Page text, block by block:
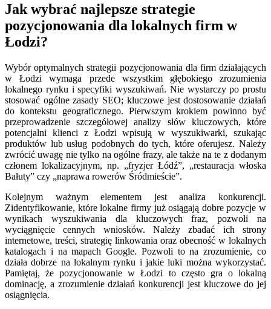
Jak wybrać najlepsze strategie
pozycjonowania dla lokalnych firm w
Łodzi?
Wybór optymalnych strategii pozycjonowania dla firm działających
w Łodzi wymaga przede wszystkim głębokiego zrozumienia
lokalnego rynku i specyfiki wyszukiwań. Nie wystarczy po prostu
stosować ogólne zasady SEO; kluczowe jest dostosowanie działań
do kontekstu geograficznego. Pierwszym krokiem powinno być
przeprowadzenie szczegółowej analizy słów kluczowych, które
potencjalni klienci z Łodzi wpisują w wyszukiwarki, szukając
produktów lub usług podobnych do tych, które oferujesz. Należy
zwrócić uwagę nie tylko na ogólne frazy, ale także na te z dodanym
członem lokalizacyjnym, np. „fryzjer Łódź”, „restauracja włoska
Bałuty” czy „naprawa rowerów Śródmieście”.
Kolejnym ważnym elementem jest analiza konkurencji.
Zidentyfikowanie, które lokalne firmy już osiągają dobre pozycje w
wynikach wyszukiwania dla kluczowych fraz, pozwoli na
wyciągnięcie cennych wniosków. Należy zbadać ich strony
internetowe, treści, strategię linkowania oraz obecność w lokalnych
katalogach i na mapach Google. Pozwoli to na zrozumienie, co
działa dobrze na lokalnym rynku i jakie luki można wykorzystać.
Pamiętaj, że pozycjonowanie w Łodzi to często gra o lokalną
dominację, a zrozumienie działań konkurencji jest kluczowe do jej
osiągnięcia.